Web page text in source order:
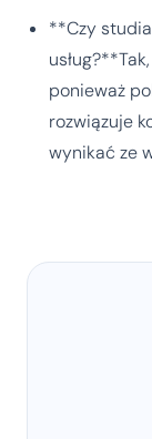
**Czy
ponieważ
rozwiązuje
wynikać ze